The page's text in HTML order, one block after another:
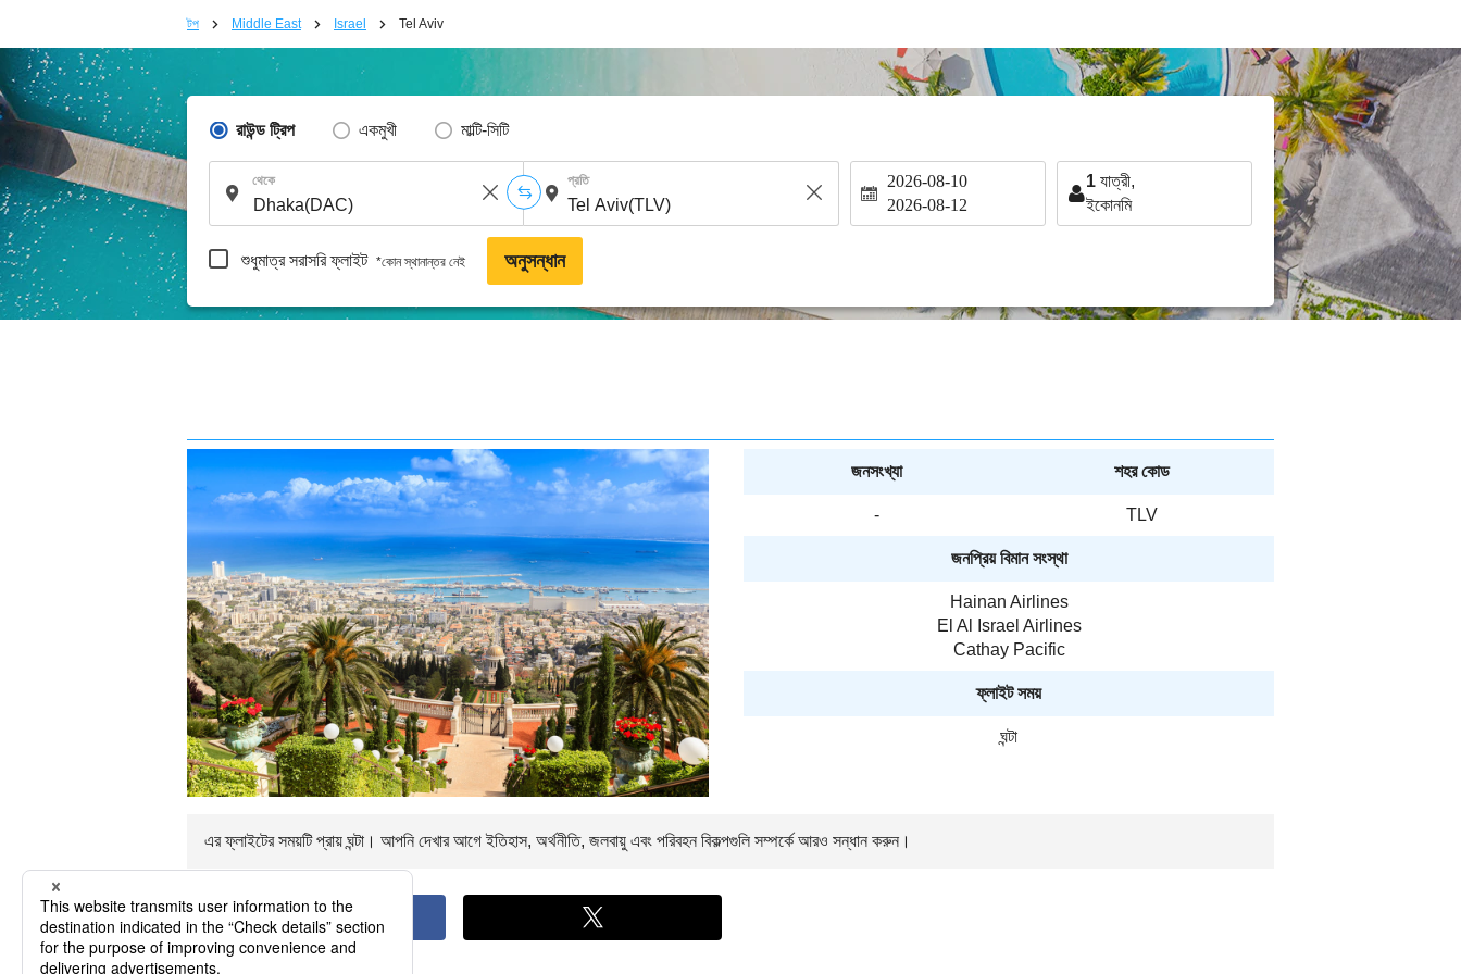
টপ Middle East Israel Tel Aviv
রাউন্ড ট্রিপ একমুখী মাল্টি-সিটি
থেকে প্রতি 2026-08-10
2026-08-12
1 যাত্রী,
ইকোনমি
শুধুমাত্র সরাসরি ফ্লাইট *কোন স্থানান্তর নেই অনুসন্ধান
জনসংখ্যা শহর কোড
- TLV
জনপ্রিয় বিমান সংস্থা
Hainan Airlines
El Al Israel Airlines
Cathay Pacific
ফ্লাইট সময়
ঘন্টা
এর ফ্লাইটের সময়টি প্রায় ঘন্টা। আপনি দেখার আগে ইতিহাস, অর্থনীতি, জলবায়ু এবং পরিবহন বিকল্পগুলি সম্পর্কে আরও সন্ধান করুন।